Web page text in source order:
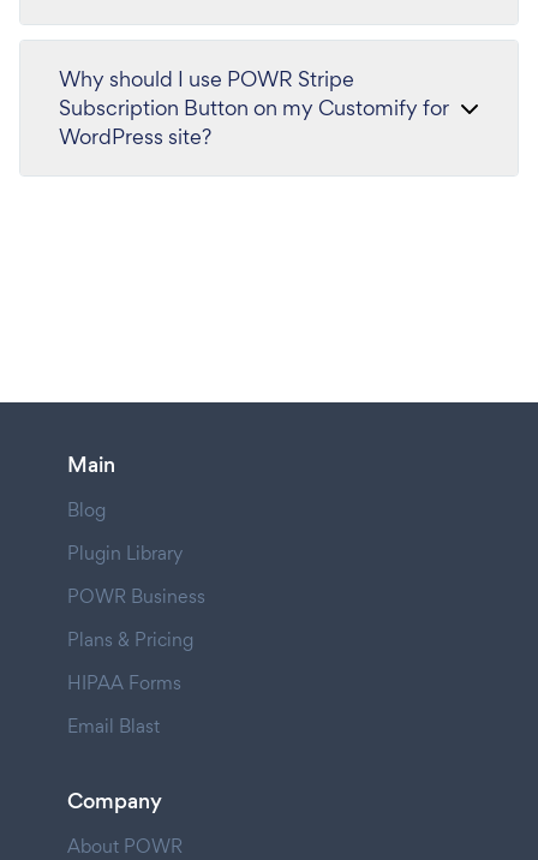
Why should I use POWR Stripe
Subscription Button on my Customify for
WordPress site?
Main
Blog
Plugin Library
POWR Business
Plans & Pricing
HIPAA Forms
Email Blast
Company
About POWR